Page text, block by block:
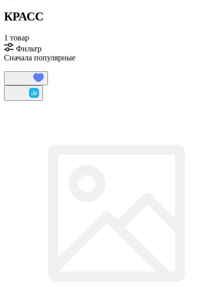
КРАСС
1 товар
Фильтр
Сначала популярные